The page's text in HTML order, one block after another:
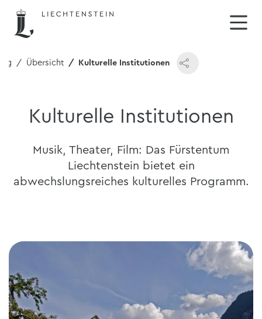
Übersicht Kulturelle Institutionen
Kulturelle Institutionen
Musik, Theater, Film: Das Fürstentum
Liechtenstein bietet ein
abwechslungsreiches kulturelles Programm.